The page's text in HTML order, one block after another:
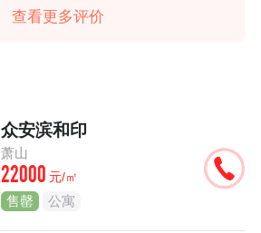
查看更多评价
众安滨和印
萧山
22000 元/㎡
售罄 公寓